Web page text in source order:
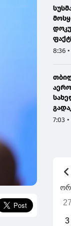
8:36
7:03
27
3